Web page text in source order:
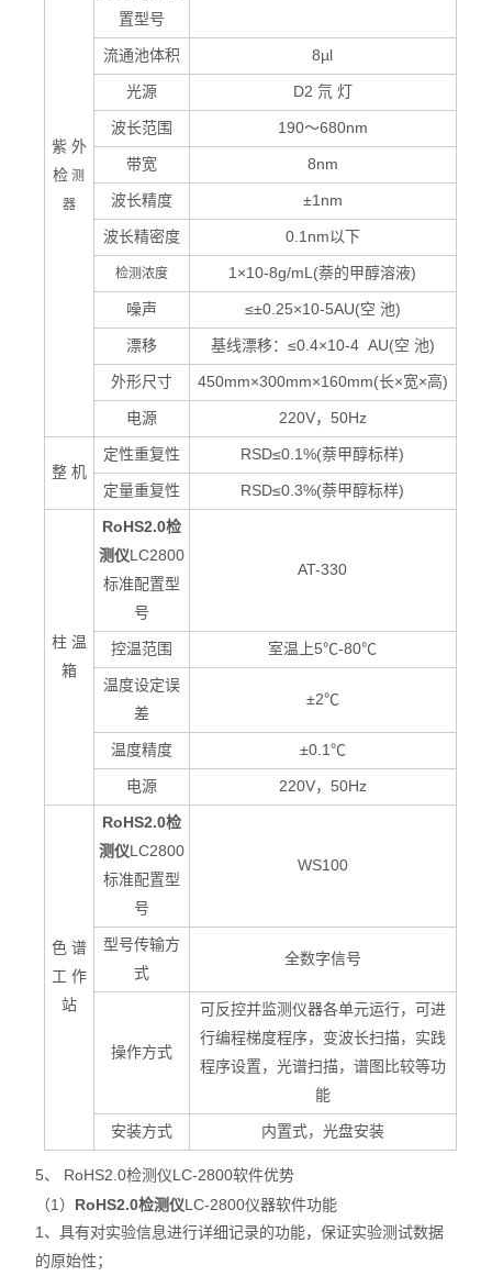
紫 外
检 测
器
置型号
流通池体积 8µl
光源 D2 氘 灯
波长范围 190～680nm
带宽 8nm
波长精度 ±1nm
波长精密度 0.1nm以下
检测浓度 1 ×10-8g/mL(萘的甲醇溶液)
噪声 ≤±0.25×10-5AU(空 池)
漂移 基线漂移：≤0.4×10-4 AU(空 池)
外形尺寸 450mm×300mm×160mm(长×宽×高)
电源 220V，50Hz
整 机
定性重复性 RSD≤0.1%(萘甲醇标样)
定量重复性 RSD≤0.3%(萘甲醇标样)
柱 温
箱
RoHS2.0检
测仪LC2800
标准配置型
号
AT-330
控温范围 室温上5℃-80℃
温度设定误
差
±2℃
温度精度 ±0.1℃
电源 220V，50Hz
色 谱
工 作
站
RoHS2.0检
测仪LC2800
标准配置型
号
WS100
型号传输方
式
全数字信号
操作方式
可反控并监测仪器各单元运行，可进
行编程梯度程序，变波长扫描，实践
程序设置，光谱扫描，谱图比较等功
能
安装方式 内置式，光盘安装
5、 RoHS2.0检测仪LC-2800软件优势
（1） RoHS2.0检测仪LC-2800仪器软件功能
1 、具有对实验信息进行详细记录的功能，保证实验测试数据
的原始性；